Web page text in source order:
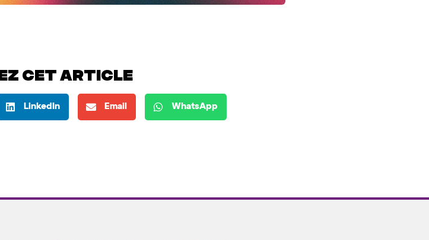
cet article
LinkedIn Email WhatsApp